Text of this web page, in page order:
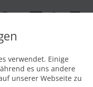
verwendet. Einige
es uns andere
unserer Webseite zu